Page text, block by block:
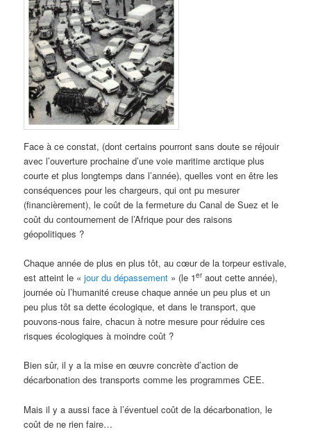
Face à ce constat, (dont certains pourront sans doute se réjouir
avec l’ouverture prochaine d’une voie maritime arctique plus
courte et plus longtemps dans l’année), quelles vont en être les
conséquences pour les chargeurs, qui ont pu mesurer
(financièrement), le coût de la fermeture du Canal de Suez et le
coût du contournement de l’Afrique pour des raisons
géopolitiques ?
Chaque année de plus en plus tôt, au cœur de la torpeur estivale,
est atteint le « jour du dépassement » (le 1eraout cette année),
journée où l’humanité creuse chaque année un peu plus et un
peu plus tôt sa dette écologique, et dans le transport, que
pouvons-nous faire, chacun à notre mesure pour réduire ces
risques écologiques à moindre coût ?
Bien sûr, il y a la mise en œuvre concrète d’action de
décarbonation des transports comme les programmes CEE.
Mais il y a aussi face à l’éventuel coût de la décarbonation, le
coût de ne rien faire…